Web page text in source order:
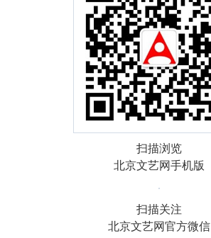
扫描浏览
北京文艺网手机版
扫描关注
北京文艺网官方微信